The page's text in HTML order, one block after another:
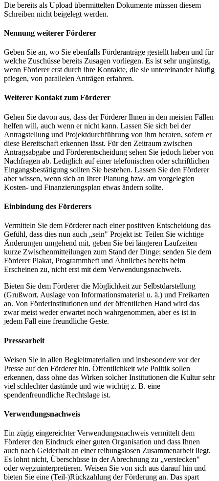
Die bereits als Upload übermittelten Dokumente müssen diesem
Schreiben nicht beigelegt werden.
Nennung weiterer Förderer
Geben Sie an, wo Sie ebenfalls Förderanträge gestellt haben und für
welche Zuschüsse bereits Zusagen vorliegen. Es ist sehr ungünstig,
wenn Förderer erst durch ihre Kontakte, die sie untereinander häufig
pflegen, von parallelen Anträgen erfahren.
Weiterer Kontakt zum Förderer
Gehen Sie davon aus, dass der Förderer Ihnen in den meisten Fällen
helfen will, auch wenn er nicht kann. Lassen Sie sich bei der
Antragstellung und Projektdurchführung von ihm beraten, sofern er
diese Bereitschaft erkennen lässt. Für den Zeitraum zwischen
Antragsabgabe und Förderentscheidung sehen Sie jedoch lieber von
Nachfragen ab. Lediglich auf einer telefonischen oder schriftlichen
Eingangsbestätigung sollten Sie bestehen. Lassen Sie den Förderer
aber wissen, wenn sich an Ihrer Planung bzw. am vorgelegten
Kosten- und Finanzierungsplan etwas ändern sollte.
Einbindung des Förderers
Vermitteln Sie dem Förderer nach einer positiven Entscheidung das
Gefühl, dass dies nun auch „sein" Projekt ist: Teilen Sie wichtige
Änderungen umgehend mit, geben Sie bei längeren Laufzeiten
kurze Zwischenmitteilungen zum Stand der Dinge; senden Sie dem
Förderer Plakat, Programmheft und Ähnliches bereits beim
Erscheinen zu, nicht erst mit dem Verwendungsnachweis.
Bieten Sie dem Förderer die Möglichkeit zur Selbstdarstellung
(Grußwort, Auslage von Informationsmaterial u. ä.) und Freikarten
an. Von Förderinstitutionen und der öffentlichen Hand wird das
zwar meist weder erwartet noch wahrgenommen, aber es ist in
jedem Fall eine freundliche Geste.
Pressearbeit
Weisen Sie in allen Begleitmaterialien und insbesondere vor der
Presse auf den Förderer hin. Öffentlichkeit wie Politik sollen
erkennen, dass ohne das Wirken solcher Institutionen die Kultur sehr
viel schlechter dastünde und wie wichtig z. B. eine
spendenfreundliche Rechtslage ist.
Verwendungsnachweis
Ein zügig eingereichter Verwendungsnachweis vermittelt dem
Förderer den Eindruck einer guten Organisation und dass Ihnen
auch nach Gelderhalt an einer reibungslosen Zusammenarbeit liegt.
Es lohnt nicht, Überschüsse in der Abrechnung zu „verstecken"
oder wegzuinterpretieren. Weisen Sie von sich aus darauf hin und
bieten Sie eine (Teil-)Rückzahlung der Förderung an. Das spart